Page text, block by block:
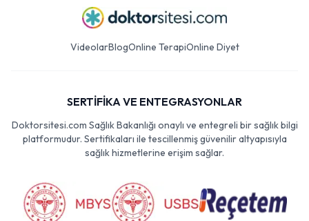
VideolarBlogOnline TerapiOnline Diyet
SERTİFİKA VE ENTEGRASYONLAR
Doktorsitesi.com Sağlık Bakanlığı onaylı ve entegreli bir sağlık bilgi
platformudur. Sertifikaları ile tescillenmiş güvenilir altyapısıyla
sağlık hizmetlerine erişim sağlar.